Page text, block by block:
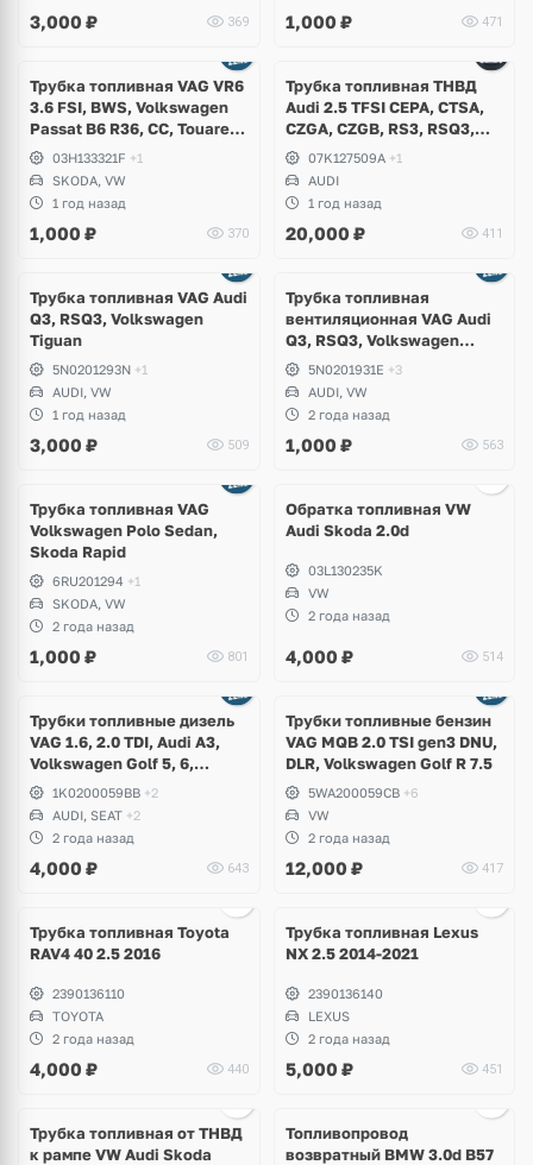
Formentor
3,000 ₽ 369 1,000 ₽ 471
Трубка топливная VAG VR6
3.6 FSI, BWS, Volkswagen
Passat B6 R36, CC, Touareg
NF, Teramont, Phaeton,
Skoda Superb
03H133321F +1
SKODA, VW
1 год назад
1,000 ₽ 370
Трубка топливная ТНВД
Audi 2.5 TFSI CEPA, CTSA,
CZGA, CZGB, RS3, RSQ3,
TTRS07K127509A +1
AUDI
1 год назад
20,000 ₽ 411
Трубка топливная VAG Audi
Q3, RSQ3, Volkswagen
Tiguan
5N0201293N +1
AUDI, VW
1 год назад
3,000 ₽ 509
Трубка топливная
вентиляционная VAG Audi
Q3, RSQ3, Volkswagen
Tiguan
5N0201931E +3
AUDI, VW
2 года назад
1,000 ₽ 563
Трубка топливная VAG
Volkswagen Polo Sedan,
Skoda Rapid
6RU201294 +1
SKODA, VW
2 года назад
1,000 ₽ 801
Обратка топливная VW
Audi Skoda 2.0d
03L130235K
VW
2 года назад
4,000 ₽ 514
Трубки топливные дизель
VAG 1.6, 2.0 TDI, Audi A3,
Volkswagen Golf 5, 6,
Scirocco, Jetta, Eos, Touran,
Skoda Octavia A5, Yeti, Seat
Leon, Altea
1K0200059BB +2
AUDI, SEAT +2
2 года назад
4,000 ₽ 643
Трубки топливные бензин
VAG MQB 2.0 TSI gen3 DNU,
DLR, Volkswagen Golf R 7.5
5WA200059CB +6
VW
2 года назад
12,000 ₽ 417
Трубка топливная Toyota
RAV4 40 2.5 2016
2390136110
TOYOTA
2 года назад
4,000 ₽ 440
Трубка топливная Lexus
NX 2.5 2014-2021
2390136140
LEXUS
2 года назад
5,000 ₽ 451
Трубка топливная от ТНВД
к рампе VW Audi Skoda
Топливопровод
возвратный BMW 3.0d B57